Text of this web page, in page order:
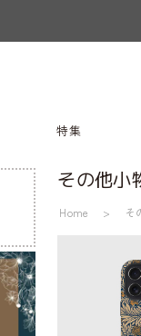
特集
その他小
Home そ